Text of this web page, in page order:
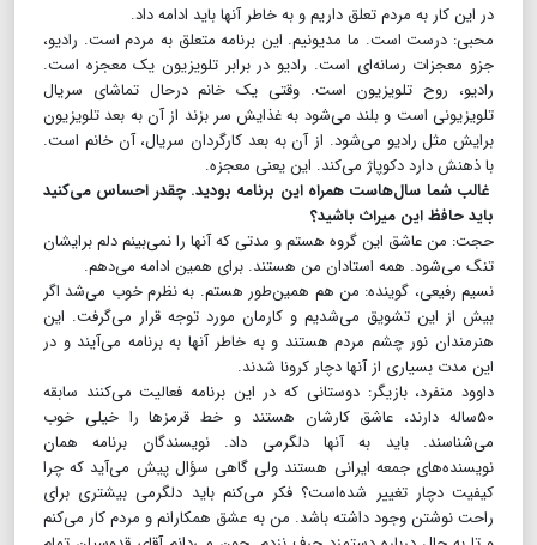
در این کار به مردم تعلق داریم و به خاطر آنها باید ادامه داد.
محبی: درست است. ما مدیونیم. این برنامه متعلق به مردم است. رادیو،
جزو معجزات رسانه‌ای است. رادیو در برابر تلویزیون یک معجزه است.
رادیو، روح تلویزیون است. وقتی یک خانم درحال تماشای سریال
تلویزیونی است و بلند می‌شود به غذایش سر بزند از آن به بعد تلویزیون
برایش مثل رادیو می‌شود. از آن به بعد کارگردان سریال، آن خانم است.
با ذهنش دارد دکوپاژ می‌کند. این یعنی معجزه.
غالب شما سال‌هاست همراه این برنامه بودید. چقدر احساس می‌کنید
باید حافظ این میراث باشید؟
حجت: من عاشق این گروه هستم و مدتی که آنها را نمی‌بینم دلم برایشان
تنگ می‌شود. همه استادان من هستند. برای همین ادامه می‌دهم.
نسیم رفیعی، گوینده: من هم همین‌طور هستم. به نظرم خوب می‌شد اگر
بیش از این تشویق می‌شدیم و کارمان مورد توجه قرار می‌گرفت. این
هنرمندان نور چشم مردم هستند و به خاطر آنها به برنامه می‌آیند و در
این مدت بسیاری از آنها دچار کرونا شدند.
داوود منفرد، بازیگر: دوستانی که در این برنامه فعالیت می‌کنند سابقه
۵۰ساله دارند، عاشق کارشان هستند و خط قرمزها را خیلی خوب
می‌شناسند. باید به آنها دلگرمی داد. نویسندگان برنامه همان
نویسنده‌های جمعه ایرانی هستند ولی گاهی سؤال پیش می‌آید که چرا
کیفیت دچار تغییر شده‌است؟ فکر می‌کنم باید دلگرمی بیشتری برای
راحت نوشتن وجود داشته باشد. من به عشق همکارانم و مردم کار می‌کنم